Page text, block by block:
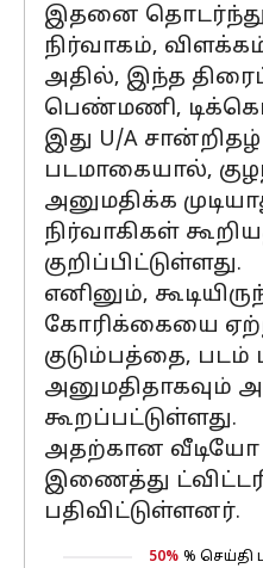
இதனை தொடர்ந்து,
நிர்வாகம்,
அதில், இந்த
பெண்மணி, டிக்கெட்
இது U/A
படமாகையால்,
அனுமதிக்க
நிர்வாகிகள்
குறிப்பிட்டுள்ளது.
எனினும்,
கோரிக்கையை
குடும்பத்தை, படம்
அனுமதிதாகவும்
கூறப்பட்டுள்ளது.
அதற்கான வீடியோ
இணைத்து
பதிவிட்டுள்ளனர்.
50% % செய்தி